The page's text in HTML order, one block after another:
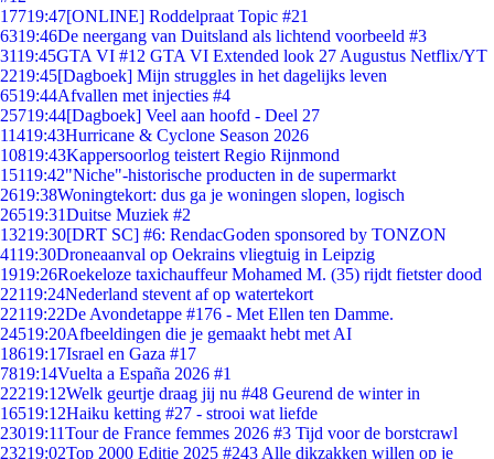
17719:47[ONLINE] Roddelpraat Topic #21
6319:46De neergang van Duitsland als lichtend voorbeeld #3
3119:45GTA VI #12 GTA VI Extended look 27 Augustus Netflix/YT
2219:45[Dagboek] Mijn struggles in het dagelijks leven
6519:44Afvallen met injecties #4
25719:44[Dagboek] Veel aan hoofd - Deel 27
11419:43Hurricane & Cyclone Season 2026
10819:43Kappersoorlog teistert Regio Rijnmond
15119:42"Niche"-historische producten in de supermarkt
2619:38Woningtekort: dus ga je woningen slopen, logisch
26519:31Duitse Muziek #2
13219:30[DRT SC] #6: RendacGoden sponsored by TONZON
4119:30Droneaanval op Oekrains vliegtuig in Leipzig
1919:26Roekeloze taxichauffeur Mohamed M. (35) rijdt fietster dood
22119:24Nederland stevent af op watertekort
22119:22De Avondetappe #176 - Met Ellen ten Damme.
24519:20Afbeeldingen die je gemaakt hebt met AI
18619:17Israel en Gaza #17
7819:14Vuelta a España 2026 #1
22219:12Welk geurtje draag jij nu #48 Geurend de winter in
16519:12Haiku ketting #27 - strooi wat liefde
23019:11Tour de France femmes 2026 #3 Tijd voor de borstcrawl
23219:02Top 2000 Editie 2025 #243 Alle dikzakken willen op je